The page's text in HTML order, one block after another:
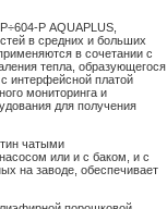
Р AQUAPLUS,
в средних и больших
в сочетании с
тепла, образующегося
интерфейсной платой
мониторинга и
для получения
чатыми
или и с баком, и с
на заводе, обеспечивает